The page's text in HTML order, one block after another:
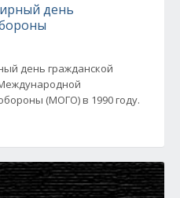
день
день гражданской
(МОГО) в 1990 году.